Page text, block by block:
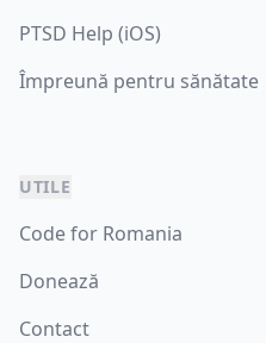
PTSD Help (iOS)
Împreună pentru sănătate
UTILE
Code for Romania
Donează
Contact